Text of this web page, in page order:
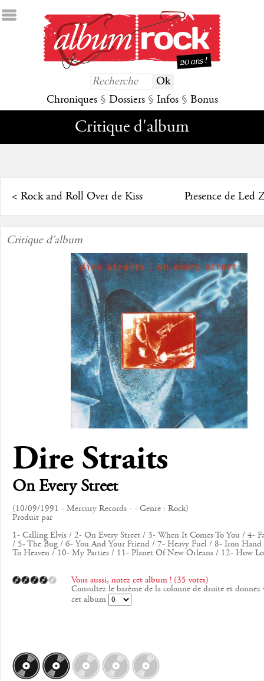
Chroniques § Dossiers § Infos § Bonus
Critique d'album
< Rock and Roll Over de Kiss Presence de Led
Critique d'album
Dire Straits
On Every Street
(10/09/1991 - Mercury Records - - Genre : Rock)
Produit par
1- Calling Elvis / 2- On Every Street / 3- When It Comes To You / 4-
/ 5- The Bug / 6- You And Your Friend / 7- Heavy Fuel / 8- Iron
To Heaven / 10- My Parties / 11- Planet Of New Orleans / 12- How
Vous aussi, notez cet album ! (35 votes)
Consultez le barème de la colonne de droite et donnez
cet album